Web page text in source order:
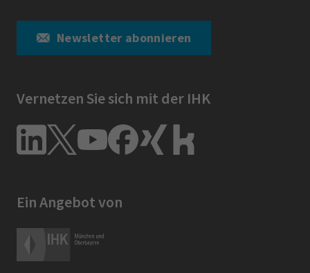
Newsletter abonnieren
Vernetzen Sie sich mit der IHK
Ein Angebot von